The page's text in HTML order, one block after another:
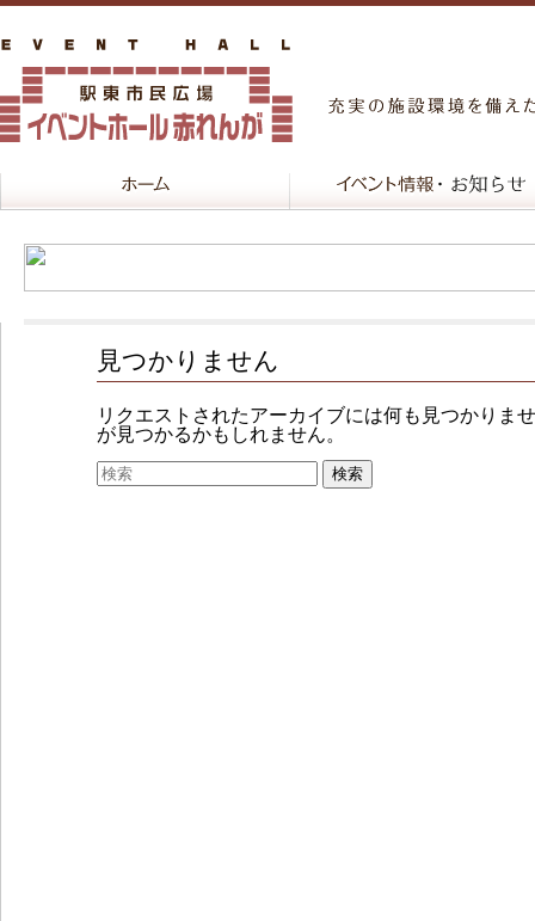
見つかりません
リクエストされたアーカイブには何も見つかりま
が見つかるかもしれません。